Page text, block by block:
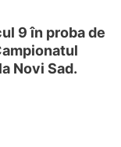
9 în proba de
Novi Sad.